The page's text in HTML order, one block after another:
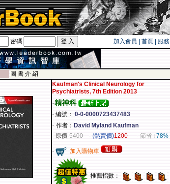
密碼 加入會員 首頁 服務
圖 書 介 紹
Kaufman's Clinical Neurology for
Psychiatrists, 7th Edition 2013
-精神科
- 編號： 0-0-0000723437483
- 作者： David Myland Kaufman
- 原價-5400 - (熱賣價)1200 - 節省 ↓78%
- 加入購物車
推薦指數：